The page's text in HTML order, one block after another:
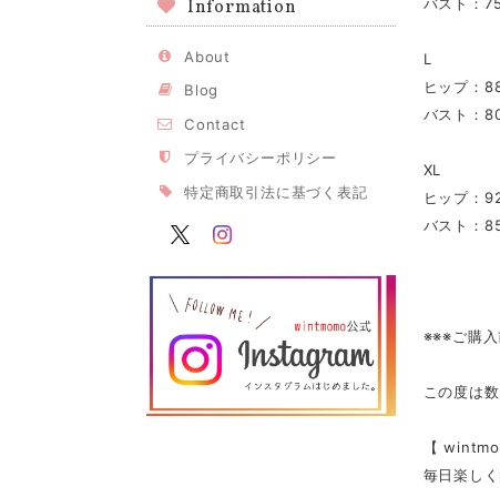
Information
About
Blog
Contact
プライバシーポリシー
特定商取引法に基づく表記
L
ヒップ：
バスト：
XL
ヒップ：
バスト：
※※※ご購
この度は
【
毎日楽し